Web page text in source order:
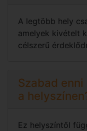
A legtöbb hely
amelyek kivételt
célszerű
Szabad
a
Ez helyszíntől